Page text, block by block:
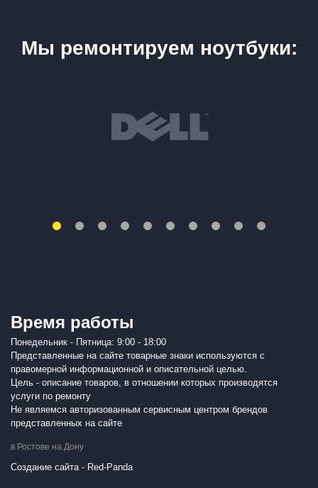
Мы ремонтируем ноутбуки:
Время работы
Понедельник - Пятница: 9:00 - 18:00
Представленные на сайте товарные знаки используются с
правомерной информационной и описательной целью.
Цель - описание товаров, в отношении которых производятся
услуги по ремонту
Не являемся авторизованным сервисным центром брендов
представленных на сайте
в Ростове на Дону
Создание сайта - Red-Panda